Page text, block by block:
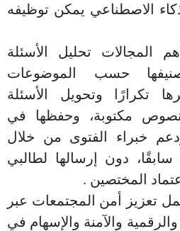
الاصطناعي يمكن توظيفه
تحليل الأسئلة
حسب الموضوعات
تكرارًا وتحويل الأسئلة
نصوص مكتوبة، وحفظها في
خبراء الفتوى من خلال
دون إرسالها لطالبي
المختصين .
تعزيز أمن المجتمعات عبر
والآمنة والإسهام في